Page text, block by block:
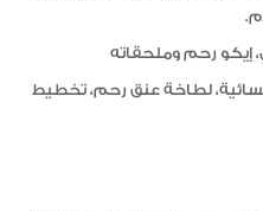
إيكو رحم وملحقاته
لطاخة عنق رحم، تخطيط